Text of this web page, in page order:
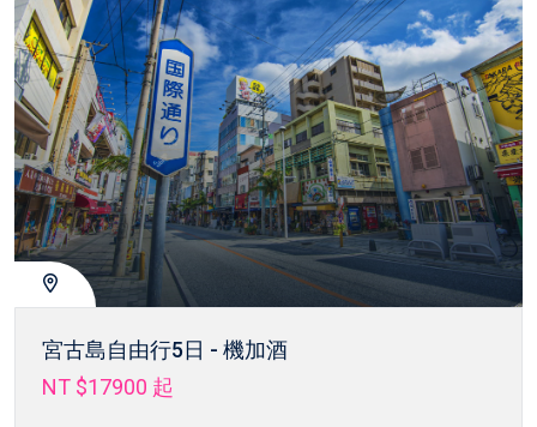
宮古島自由行5日 - 機加酒
NT $17900 起